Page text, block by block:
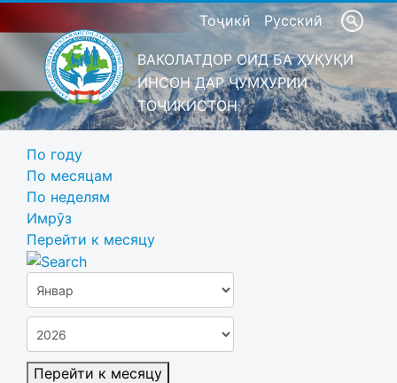
Тоҷикӣ Русский
ВАКОЛАТДОР ОИД БА ҲУҚУҚИ
ИНСОН ДАР ҶУМҲУРИИ
ТОҶИКИСТОН
По году
По месяцам
По неделям
Имрӯз
Перейти к месяцу
Перейти к месяцу